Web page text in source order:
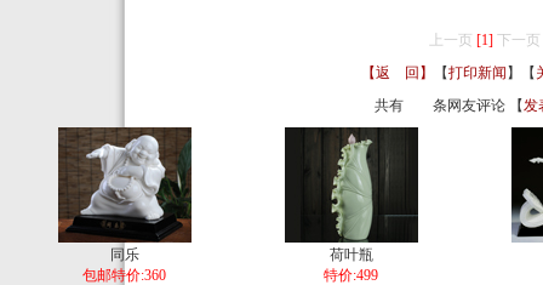
上一页 [1] 下一页
【返 回】
【打印新闻 】【
共有
条网友评论 【发
同乐
包邮特价:360
荷叶瓶
特价:499